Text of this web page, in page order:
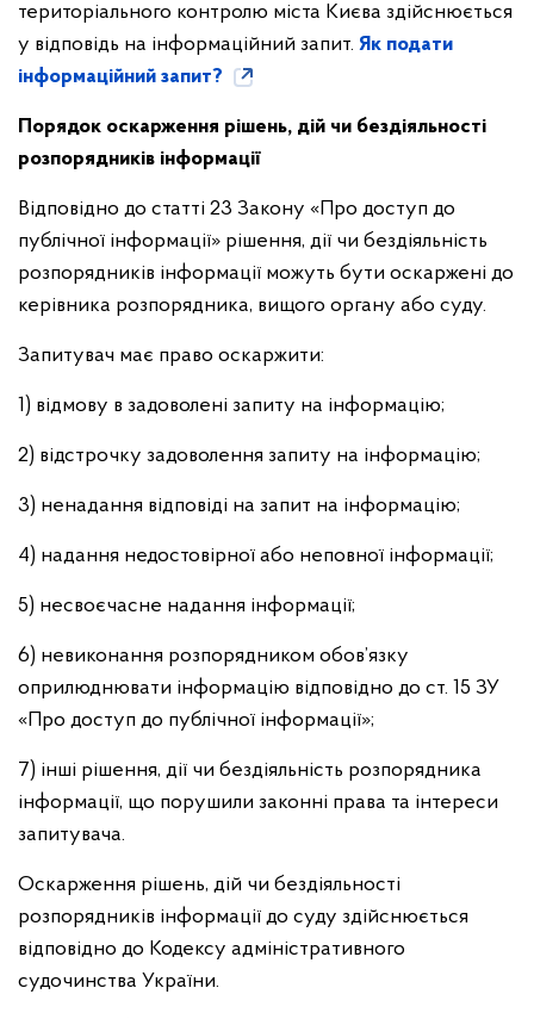
територіального контролю міста Києва здійснюється
у відповідь на інформаційний запит. Як подати
інформаційний запит?
Порядок оскарження рішень, дій чи бездіяльності
розпорядників інформації
Відповідно до статті 23 Закону «Про доступ до
публічної інформації» рішення, дії чи бездіяльність
розпорядників інформації можуть бути оскаржені до
керівника розпорядника, вищого органу або суду.
Запитувач має право оскаржити:
1) відмову в задоволені запиту на інформацію;
2) відстрочку задоволення запиту на інформацію;
3) ненадання відповіді на запит на інформацію;
4) надання недостовірної або неповної інформації;
5) несвоєчасне надання інформації;
6) невиконання розпорядником обов’язку
оприлюднювати інформацію відповідно до ст. 15 ЗУ
«Про доступ до публічної інформації»;
7) інші рішення, дії чи бездіяльність розпорядника
інформації, що порушили законні права та інтереси
запитувача.
Оскарження рішень, дій чи бездіяльності
розпорядників інформації до суду здійснюється
відповідно до Кодексу адміністративного
судочинства України.